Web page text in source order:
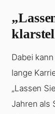
Dabei
lange
„Lassen
Jahren als